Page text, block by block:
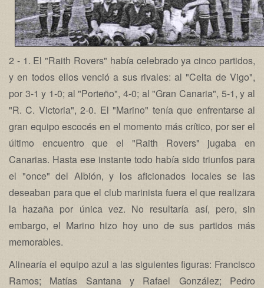
2 - 1. El "Raith Rovers" había celebrado ya cinco partidos,
y en todos ellos venció a sus rivales: al "Celta de Vigo",
por 3-1 y 1-0; al "Porteño", 4-0; al "Gran Canaria", 5-1, y al
"R. C. Victoria", 2-0. El "Marino" tenía que enfrentarse al
gran equipo escocés en el momento más crítico, por ser el
último encuentro que el "Raith Rovers" jugaba en
Canarias. Hasta ese instante todo había sido triunfos para
el "once" del Albión, y los aficionados locales se las
deseaban para que el club marinista fuera el que realizara
la hazaña por única vez. No resultaría así, pero, sin
embargo, el Marino hizo hoy uno de sus partidos más
memorables.
Alinearía el equipo azul a las siguientes figuras: Francisco
Ramos; Matías Santana y Rafael González; Pedro